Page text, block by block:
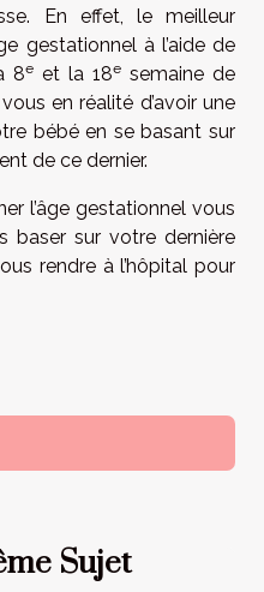
Sujet
En effet, le meilleur
gestationnel à l’aide de
8e et la 18e semaine de
en réalité d’avoir une
bébé en se basant sur
de ce dernier.
l’âge gestationnel vous
baser sur votre dernière
rendre à l’hôpital pour